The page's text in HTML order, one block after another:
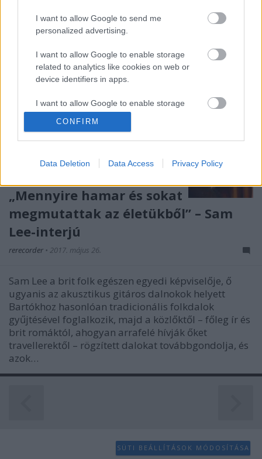
I want to allow Google to send me
personalized advertising.
I want to allow Google to enable storage
related to analytics like cookies on web or
device identifiers in apps.
I want to allow Google to enable storage
related to functionality of the website or app.
I want to allow Google to enable storage
related to security, including authentication
functionality and fraud prevention, and other
user protection.
CONFIRM
Data Deletion Data Access Privacy Policy
„Mennyire hamar és sokat
megmutattak az életükből” – Sam
Lee-interjú
rerecorder • 2017. május 26.
Sam Lee a brit folk egészen egyedi képviselője, ő
ugyanis az akusztikus gitáros dalnokok helyett
Bartókhoz hasonlóan tradicionális folkdalok
gyűjtésével foglalkozik, majd a közlőktől – főleg ír és
brit romáktól, ahogyan arrafelé hívják őket
travellerektől – rögzített dalokat továbbgondolja, és
azok…
SÜTI BEÁLLÍTÁSOK MÓDOSÍTÁSA